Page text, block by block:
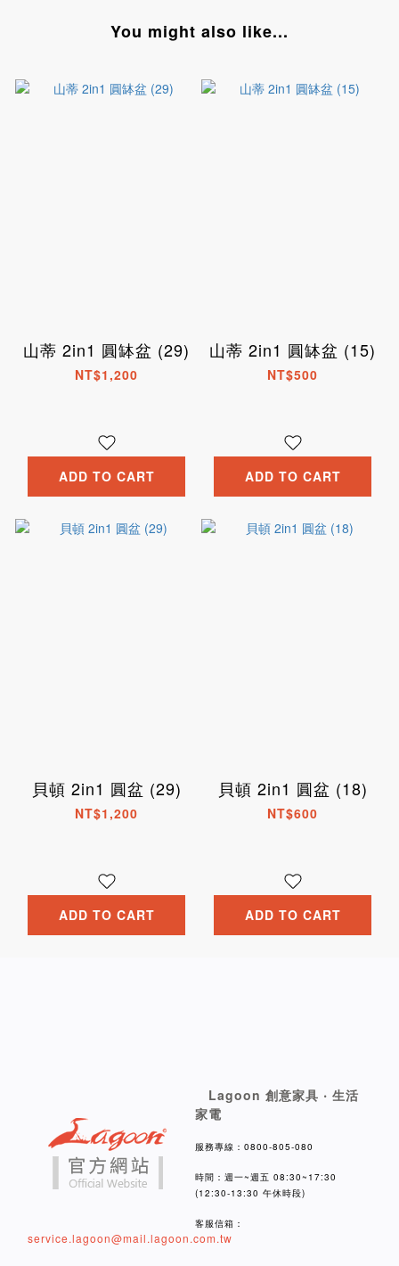
You might also like...
山蒂 2in1 圓缽盆 (29)
NT$1,200
ADD TO CART
山蒂 2in1 圓缽盆 (15)
NT$500
ADD TO CART
貝頓 2in1 圓盆 (29)
NT$1,200
ADD TO CART
貝頓 2in1 圓盆 (18)
NT$600
ADD TO CART
Lagoon 創意家具 ‧ 生活
家電
服務專線：0800-805-080
時間：週一~週五 08:30~17:30
(12:30-13:30 午休時段)
客服信箱：
service.lagoon@mail.lagoon.com.tw